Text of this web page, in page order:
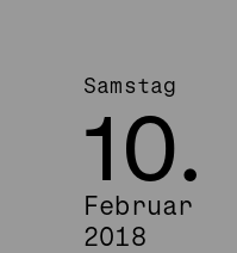
Samstag
10.
Februar
2018